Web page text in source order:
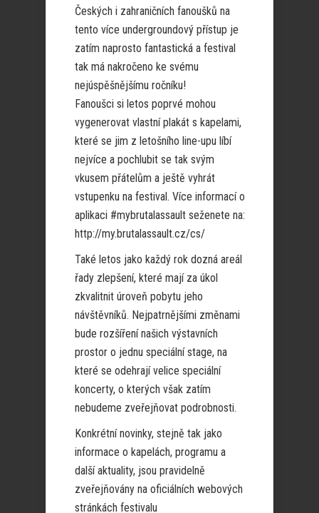
Českých i zahraničních fanoušků na
tento více undergroundový přístup je
zatím naprosto fantastická a festival
tak má nakročeno ke svému
nejúspěšnějšímu ročníku!
Fanoušci si letos poprvé mohou
vygenerovat vlastní plakát s kapelami,
které se jim z letošního line-upu líbí
nejvíce a pochlubit se tak svým
vkusem přátelům a ještě vyhrát
vstupenku na festival. Více informací o
aplikaci #mybrutalassault seženete na:
http://my.brutalassault.cz/cs/
Také letos jako každý rok dozná areál
řady zlepšení, které mají za úkol
zkvalitnit úroveň pobytu jeho
návštěvníků. Nejpatrnějšími změnami
bude rozšíření našich výstavních
prostor o jednu speciální stage, na
které se odehrají velice speciální
koncerty, o kterých však zatím
nebudeme zveřejňovat podrobnosti.
Konkrétní novinky, stejně tak jako
informace o kapelách, programu a
další aktuality, jsou pravidelně
zveřejňovány na oficiálních webových
stránkách festivalu